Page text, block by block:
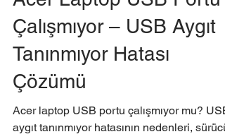
Acer Laptop USB Portu
Çalışmıyor – USB Aygıt
Tanınmıyor Hatası
Çözümü
Acer laptop USB portu çalışmıyor mu? USB